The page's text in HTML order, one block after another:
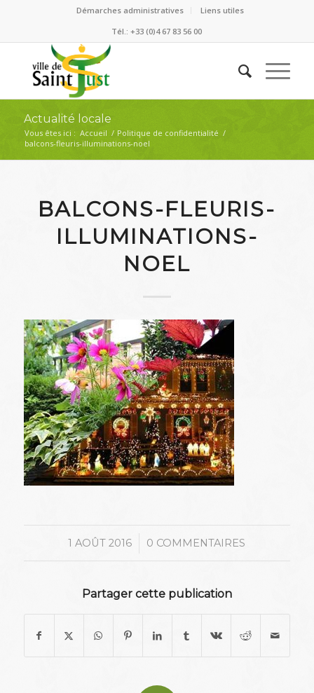
Démarches administratives
Liens utiles
Tél.: +33 (0)4 67 83 56 00
Actualité locale
Vous êtes ici : Accueil / Politique de confidentialité /
balcons-fleuris-illuminations-noel
BALCONS-FLEURIS-
ILLUMINATIONS-
NOEL
1 AOÛT 2016
/ 0 COMMENTAIRES
Partager cette publication